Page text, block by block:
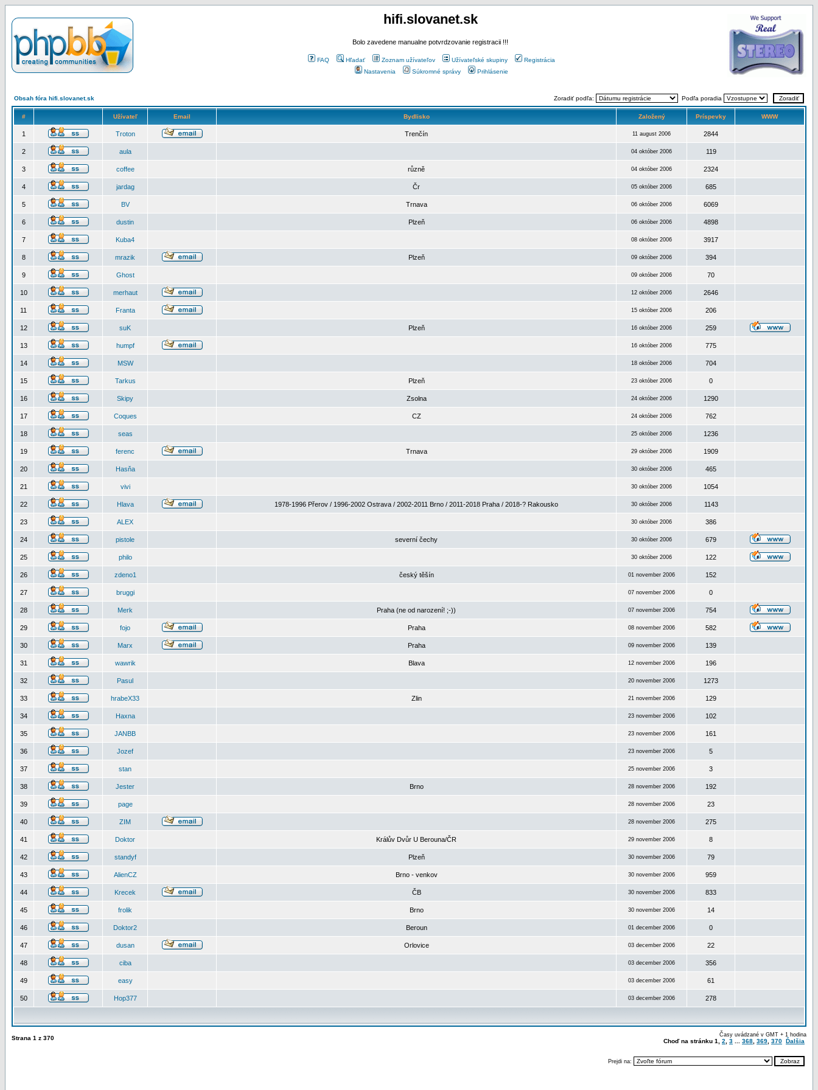
hifi.slovanet.sk
Bolo zavedene manualne potvrdzovanie registracii !!!
FAQ Hľadať Zoznam užívateľov Užívateľské skupiny
Registrácia
Nastavenia
Súkromné správy Prihlásenie
Obsah fóra hifi.slovanet.sk Zoradiť podľa: Podľa poradia
# Užívateľ Email Bydlisko Založený Príspevky WWW
1 Troton Trenčín 11 august 2006 2844
2 aula 04 október 2006 119
3 coffee různě 04 október 2006 2324
4 jardag Čr 05 október 2006 685
5 BV Trnava 06 október 2006 6069
6 dustin Plzeň 06 október 2006 4898
7 Kuba4 08 október 2006 3917
8 mrazik Plzeň 09 október 2006 394
9 Ghost 09 október 2006 70
10 merhaut 12 október 2006 2646
11 Franta 15 október 2006 206
12 suK Plzeň 16 október 2006 259
13 humpf 16 október 2006 775
14 MSW 18 október 2006 704
15 Tarkus Plzeň 23 október 2006 0
16 Skipy Zsolna 24 október 2006 1290
17 Coques CZ 24 október 2006 762
18 seas 25 október 2006 1236
19 ferenc Trnava 29 október 2006 1909
20 Hasňa 30 október 2006 465
21 vivi 30 október 2006 1054
22 Hlava 1978-1996 Přerov / 1996-2002 Ostrava / 2002-2011 Brno / 2011-2018 Praha / 2018-? Rakousko 30 október 2006 1143
23 ALEX 30 október 2006 386
24 pistole severní čechy 30 október 2006 679
25 philo 30 október 2006 122
26 zdeno1 český těšín 01 november 2006 152
27 bruggi 07 november 2006 0
28 Merk Praha (ne od narození! ;-)) 07 november 2006 754
29 fojo Praha 08 november 2006 582
30 Marx Praha 09 november 2006 139
31 wawrik Blava 12 november 2006 196
32 Pasul 20 november 2006 1273
33 hrabeX33 Zlin 21 november 2006 129
34 Haxna 23 november 2006 102
35 JANBB 23 november 2006 161
36 Jozef 23 november 2006 5
37 stan 25 november 2006 3
38 Jester Brno 28 november 2006 192
39 page 28 november 2006 23
40 ZIM 28 november 2006 275
41 Doktor Králův Dvůr U Berouna/ČR 29 november 2006 8
42 standyf Plzeň 30 november 2006 79
43 AlienCZ Brno - venkov 30 november 2006 959
44 Krecek ČB 30 november 2006 833
45 frolik Brno 30 november 2006 14
46 Doktor2 Beroun 01 december 2006 0
47 dusan Orlovice 03 december 2006 22
48 ciba 03 december 2006 356
49 easy 03 december 2006 61
50 Hop377 03 december 2006 278
Strana 1 z 370 Časy uvádzané v GMT + 1 hodina
Choď na stránku 1 2 3 368 369 370 Ďalšia
Prejdi na: